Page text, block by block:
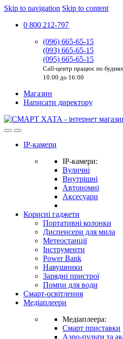
Skip to navigation Skip to content
0 800 212-797
(096) 665-65-15
(093) 665-65-15
(095) 665-65-15
Call-центр працює по
10:00 до 16:00
Магазин
Написати директору
IP-камери
IP-камери:
Вуличні
Внутрішні
Автономні
Аксесуари
Корисні гаджети
Портативні колонки
Диспенсери для мила
Метеостанції
Інструменти
Power Bank
Навушники
Зарядні пристрої
Помпи для води
Смарт-освітлення
Медіаплеери
Медіаплеера:
Смарт приставки
Аэро-пульти та